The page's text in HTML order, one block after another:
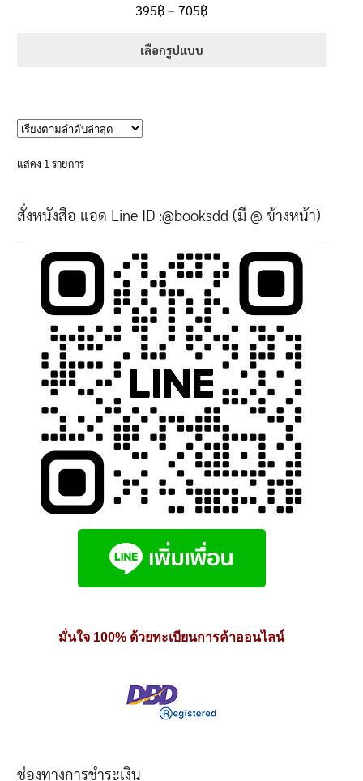
5.00
ตั้งแต่
395฿– 705฿Price
เลือกรูปแบบ
may
chosen
on
the
product
page
แสดง 1 รายการ
สั่งหนังสือ แอด Line ID :@booksdd (มี @ ข้างหน้า)
มั่นใจ 100% ด้วยทะเบียนการค้าออนไลน์
ช่องทางการชำระเงิน